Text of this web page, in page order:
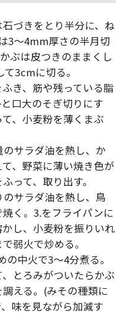
づきをとり半分に、ね
3～4mm厚さの半月切
ぶは皮つきのままくし
3cmに切る。
き、筋や残っている脂
口大のそぎ切りにす
、小麦粉を薄くまぶ
サラダ油を熱し、か
、野菜に薄い焼き色が
って、取り出す。
サラダ油を熱し、鳥
く。3.をフライパンに
し、小麦粉を振りいれ
弱火で炒める。
中火で3～4分煮る。
とろみがついたらかぶ
える。(みその種類に
味を見ながら加減す